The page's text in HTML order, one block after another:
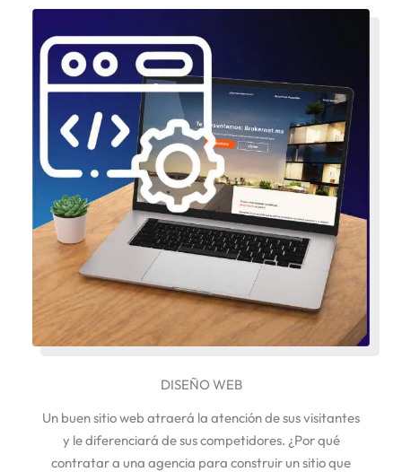
DISEÑO WEB
Un buen sitio web atraerá la atención de sus visitantes
y le diferenciará de sus competidores. ¿Por qué
contratar a una agencia para construir un sitio que